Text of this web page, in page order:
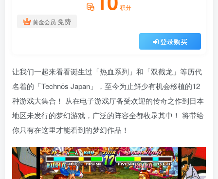
积分
黄金会员 免费
登录购买
让我们一起来看看诞生过「热血系列」和「双截龙」等历代
名着的「Technōs Japan」，至今为止鲜少有机会移植的12
种游戏大集合！ 从在电子游戏厅备受欢迎的传奇之作到日本
地区未发行的梦幻游戏，广泛的阵容全都收录其中！ 将带给
你只有在这里才能看到的梦幻作品！